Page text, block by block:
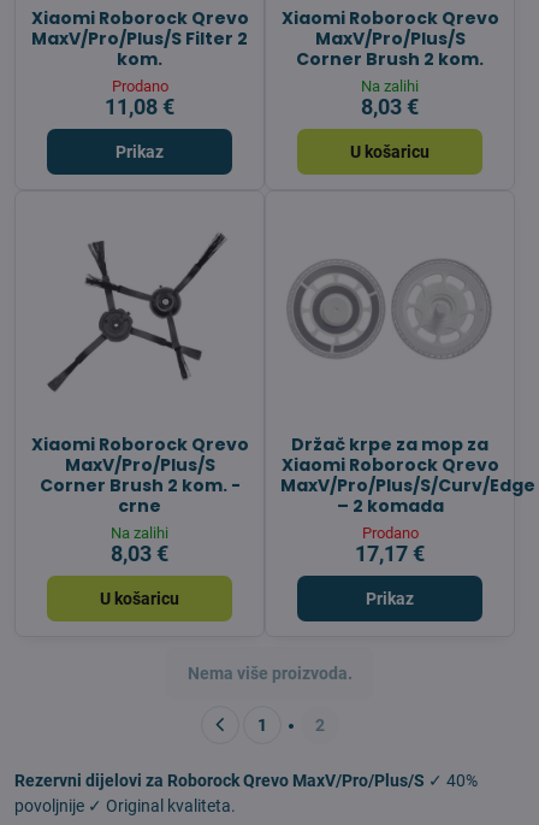
Xiaomi Roborock Qrevo
MaxV/Pro/Plus/S Filter 2
kom.
Prodano
11,08 €
Prikaz
Xiaomi Roborock Qrevo
MaxV/Pro/Plus/S
Corner Brush 2 kom.
Na zalihi
8,03 €
U košaricu
Xiaomi Roborock Qrevo
MaxV/Pro/Plus/S
Corner Brush 2 kom. -
crne
Na zalihi
8,03 €
U košaricu
Držač krpe za mop za
Xiaomi Roborock Qrevo
MaxV/Pro/Plus/S/Curv/Edge
– 2 komada
Prodano
17,17 €
Prikaz
Nema više proizvoda.
1 2
Rezervni dijelovi za Roborock Qrevo MaxV/Pro/Plus/S ✓ 40%
povoljnije ✓ Original kvaliteta.